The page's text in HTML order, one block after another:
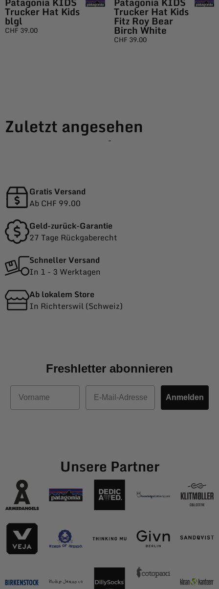
Trucker Hat Kids
blgl
CHF 39.00
Trucker Hat Kids
Fitz Roy Bear
Birch White
CHF 39.00
Zuletzt angesehen
-
Gratis Versand
Ab CHF 99.00
Geld-zurück-Garantie
27 Tage Rückgaberecht
Schneller Versand
In 1 - 3 Werktagen
Ab lokalem Store
In Richterswil (Schweiz)
Freshletter abonnieren
Vorname
E-Mail
Anmelden
Unsere Partner